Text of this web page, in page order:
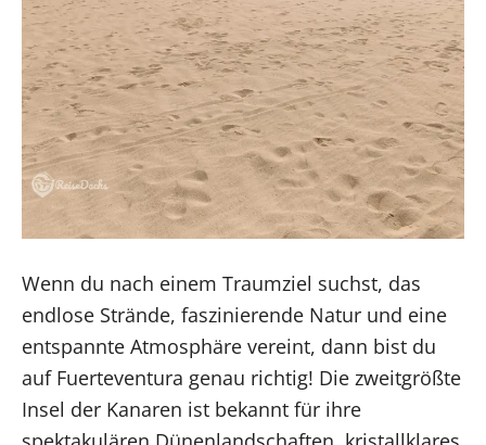
Wenn du nach einem Traumziel suchst, das
endlose Strände, faszinierende Natur und eine
entspannte Atmosphäre vereint, dann bist du
auf Fuerteventura genau richtig! Die zweitgrößte
Insel der Kanaren ist bekannt für ihre